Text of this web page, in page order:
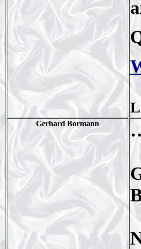
Gerhard Bormann